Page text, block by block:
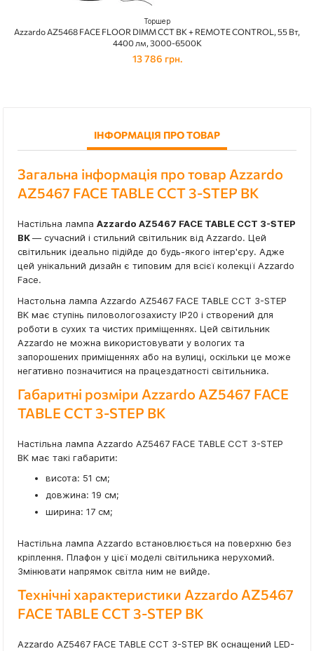
Торшер
Azzardo AZ5468 FACE FLOOR DIMM CCT BK + REMOTE CONTROL, 55 Вт,
4400 лм, 3000-6500K
13 786 грн.
ІНФОРМАЦІЯ ПРО ТОВАР
Загальна інформація про товар Azzardo
AZ5467 FACE TABLE CCT 3-STEP BK
Настільна лампа Azzardo AZ5467 FACE TABLE CCT 3-STEP
BK— сучасний і стильний світильник від Azzardo. Цей
світильник ідеально підійде до будь-якого інтер'єру. Адже
цей унікальний дизайн є типовим для всієї колекції Azzardo
Face.
Настольна лампа Azzardo AZ5467 FACE TABLE CCT 3-STEP
BK має ступінь пиловологозахисту IP20 і створений для
роботи в сухих та чистих приміщеннях. Цей світильник
Azzardo не можна використовувати у вологих та
запорошених приміщеннях або на вулиці, оскільки це може
негативно позначитися на працездатності світильника.
Габаритні розміри Azzardo AZ5467 FACE
TABLE CCT 3-STEP BK
Настільна лампа Azzardo AZ5467 FACE TABLE CCT 3-STEP
BK має такі габарити:
висота: 51 см;
довжина: 19 см;
ширина: 17 см;
Настільна лампа Azzardo встановлюється на поверхню без
кріплення. Плафон у цієї моделі світильника нерухомий.
Змінювати напрямок світла ним не вийде.
Технічні характеристики Azzardo AZ5467
FACE TABLE CCT 3-STEP BK
Azzardo AZ5467 FACE TABLE CCT 3-STEP BK оснащений LED-